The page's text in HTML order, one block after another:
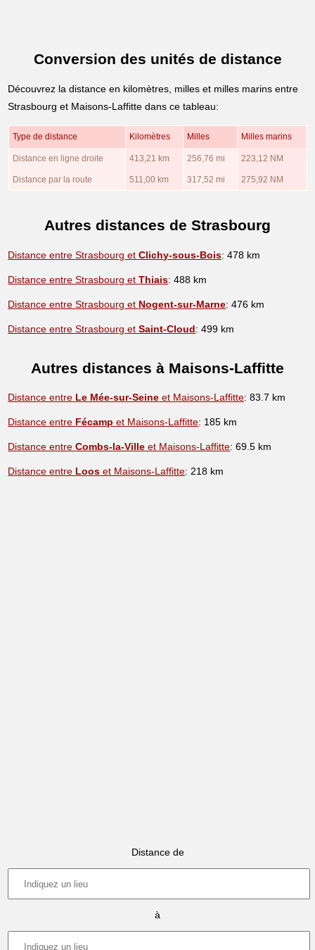
Conversion des unités de distance
Découvrez la distance en kilomètres, milles et milles marins entre
Strasbourg et Maisons-Laffitte dans ce tableau:
Type de distance Kilomètres Milles Milles marins
Distance en ligne droite 413,21 km 256,76 mi 223,12 NM
Distance par la route 511,00 km 317,52 mi 275,92 NM
Autres distances de Strasbourg
Distance entre Strasbourg etClichy-sous-Bois: 478 km
Distance entre Strasbourg etThiais: 488 km
Distance entre Strasbourg et Nogent-sur-Marne: 476 km
Distance entre Strasbourg etSaint-Cloud: 499 km
Autres distances à Maisons-Laffitte
Distance entre Le Mée-sur-Seine et Maisons-Laffitte: 83.7 km
Distance entre Fécamp et Maisons-Laffitte: 185 km
Distance entreCombs-la-Ville et Maisons-Laffitte: 69.5 km
Distance entre Loos et Maisons-Laffitte: 218 km
Distance de
à